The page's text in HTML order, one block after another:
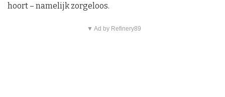
hoort – namelijk zorgeloos.
▼ Ad by Refinery89